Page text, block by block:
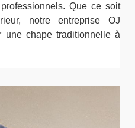
Que ce soit
notre entreprise OJ
une chape traditionnelle à